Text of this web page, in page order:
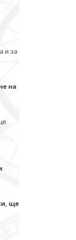
и за
на
ще